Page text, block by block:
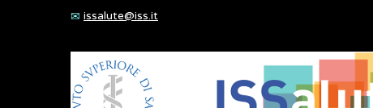
issalute@iss.it